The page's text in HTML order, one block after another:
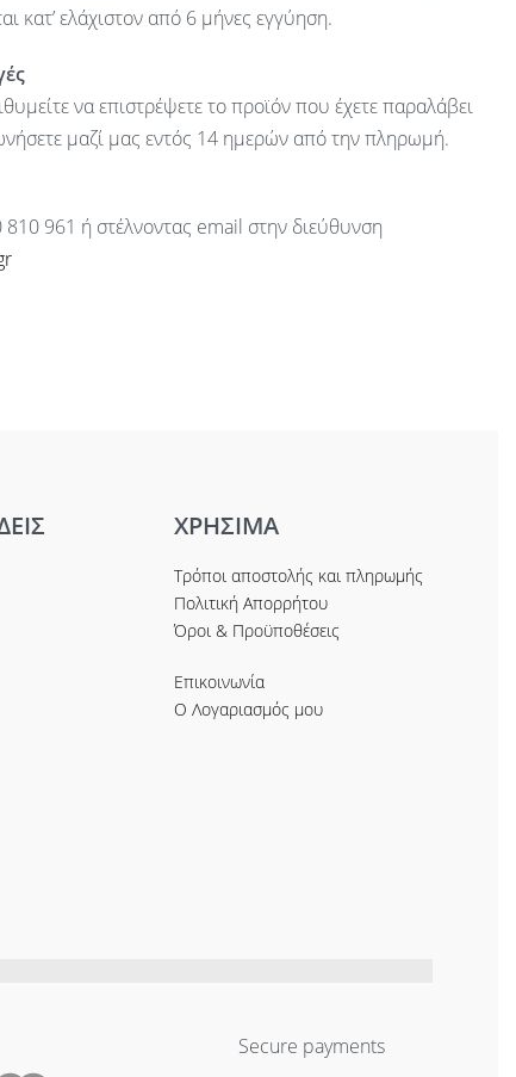
κατ’ ελάχιστον από 6 μήνες εγγύηση.
να επιστρέψετε το προϊόν που έχετε παραλάβει
μαζί μας εντός 14 ημερών από την πληρωμή.
961 ή στέλνοντας email στην διεύθυνση
ΧΡΗΣΙΜΑ
Τρόποι αποστολής και πληρωμής
Πολιτική Απορρήτου
Όροι & Προϋποθέσεις
Επικοινωνία
Ο Λογαριασμός μου
Secure payments